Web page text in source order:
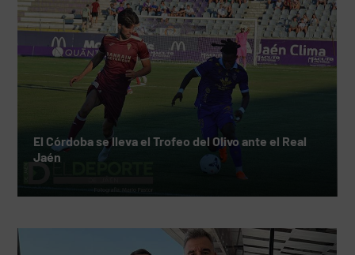
El Córdoba se lleva el Trofeo del Olivo ante el Real
Jaén